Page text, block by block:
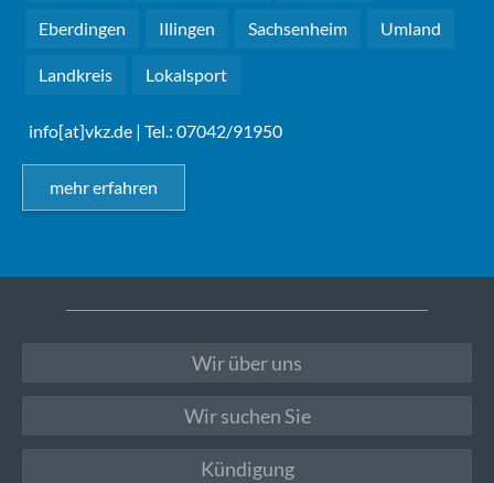
Eberdingen Illingen Sachsenheim Umland
Landkreis Lokalsport
info[at]vkz.de | Tel.: 07042/91950
mehr erfahren
Wir über uns
Wir suchen Sie
Kündigung